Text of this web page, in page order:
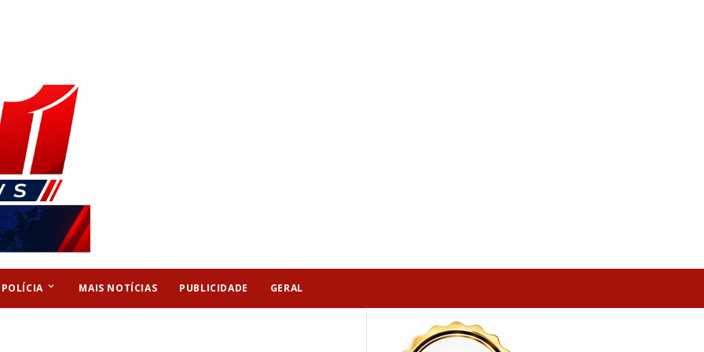
POLÍCIA keyboard_arrow_down MAIS NOTÍCIAS PUBLICIDADE GERAL